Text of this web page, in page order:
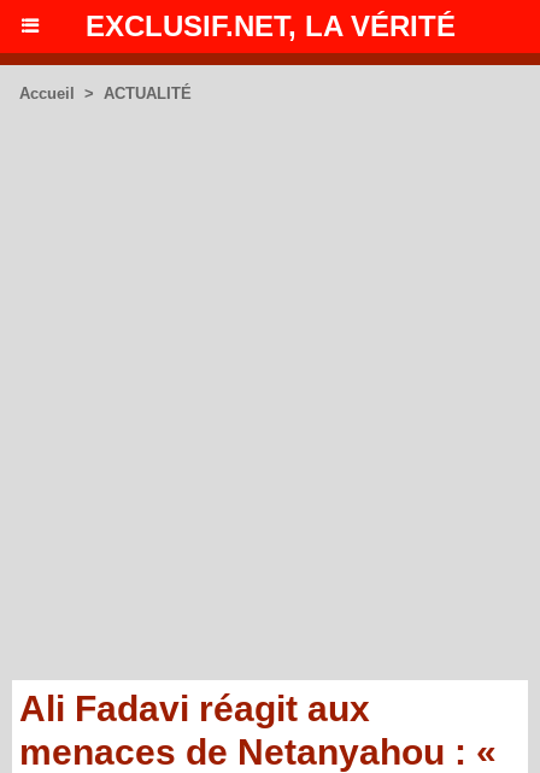
EXCLUSIF.NET, LA VÉRITÉ
Accueil > ACTUALITÉ
Ali Fadavi réagit aux
menaces de Netanyahou : «